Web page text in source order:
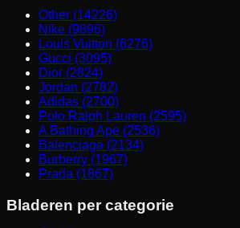
Other (14226)
Nike (9896)
Louis Vuitton (6276)
Gucci (3095)
Dior (2824)
Jordan (2782)
Adidas (2700)
Polo Ralph Lauren (2595)
A Bathing Ape (2536)
Balenciaga (2134)
Burberry (1967)
Prada (1867)
Bladeren per categorie